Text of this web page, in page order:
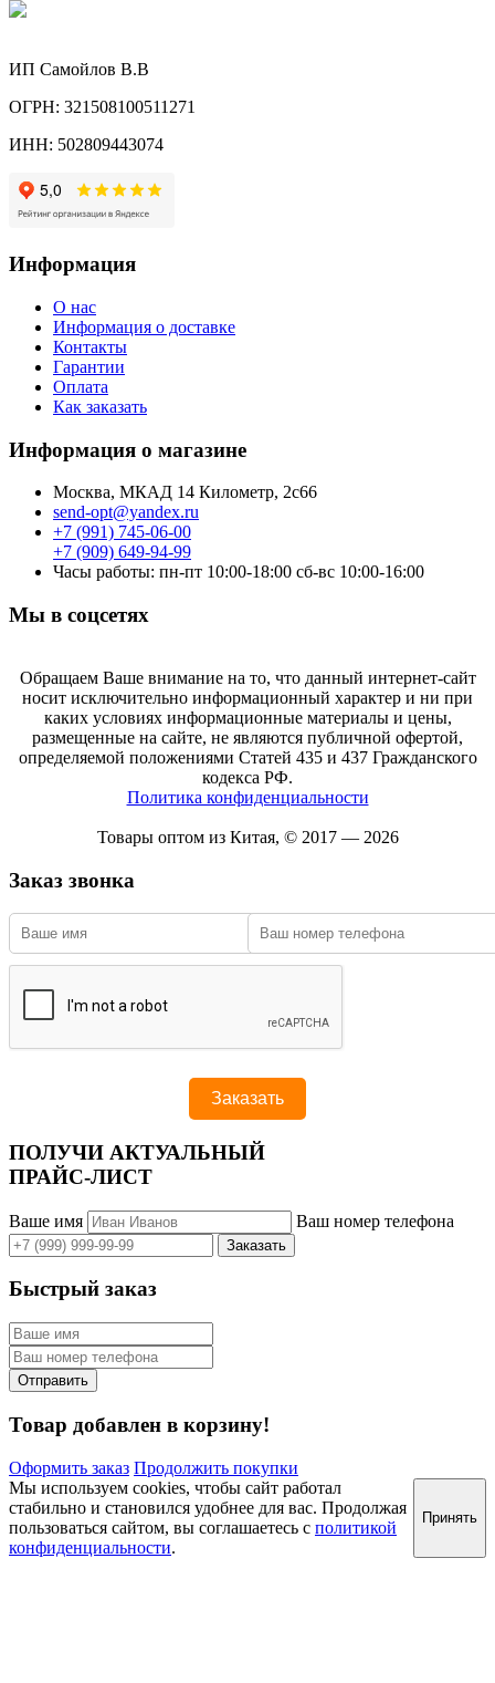
ИП Самойлов В.В
ОГРН: 321508100511271
ИНН: 502809443074
Информация
О нас
Информация о доставке
Контакты
Гарантии
Оплата
Как заказать
Информация о магазине
Москва, МКАД 14 Километр, 2с66
send-opt@yandex.ru
+7 (991) 745-06-00
+7 (909) 649-94-99
Часы работы: пн-пт 10:00-18:00 сб-вс 10:00-16:00
Мы в соцсетях
Обращаем Ваше внимание на то, что данный интернет-сайт
носит исключительно информационный характер и ни при
каких условиях информационные материалы и цены,
размещенные на сайте, не являются публичной офертой,
определяемой положениями Статей 435 и 437 Гражданского
кодекса РФ.
Политика конфиденциальности
Товары оптом из Китая, © 2017 — 2026
Заказ звонка
ПОЛУЧИ АКТУАЛЬНЫЙ
ПРАЙС-ЛИСТ
Ваше имя Ваш номер телефона
Быстрый заказ
Товар добавлен в корзину!
Оформить заказ Продолжить покупки
Мы используем cookies, чтобы сайт работал
стабильно и становился удобнее для вас. Продолжая
пользоваться сайтом, вы соглашаетесь с политикой
конфиденциальности.
Принять